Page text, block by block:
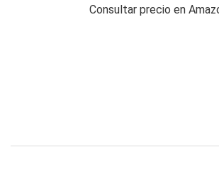
Consultar precio en